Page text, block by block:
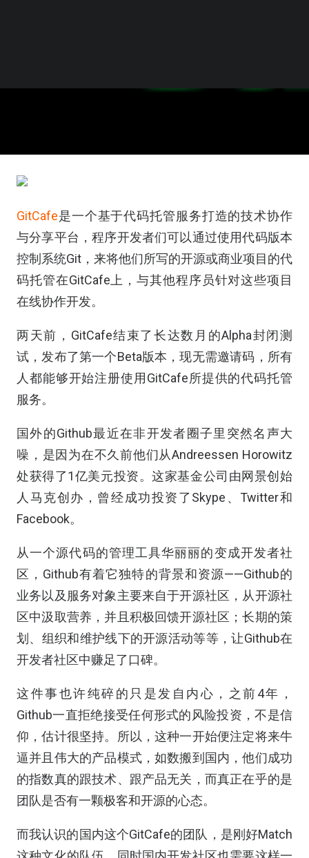
GitCafe是一个基于代码托管服务打造的技术协作
与分享平台，程序开发者们可以通过使用代码版本
控制系统Git，来将他们所写的开源或商业项目的代
码托管在GitCafe上，与其他程序员针对这些项目
在线协作开发。
两天前，GitCafe结束了长达数月的Alpha封闭测
试，发布了第一个Beta版本，现无需邀请码，所有
人都能够开始注册使用GitCafe所提供的代码托管
服务。
国外的Github最近在非开发者圈子里突然名声大
噪，是因为在不久前他们从Andreessen Horowitz
处获得了1亿美元投资。这家基金公司由网景创始
人马克创办，曾经成功投资了Skype、Twitter和
Facebook。
从一个源代码的管理工具华丽丽的变成开发者社
区，Github有着它独特的背景和资源——Github的
业务以及服务对象主要来自于开源社区，从开源社
区中汲取营养，并且积极回馈开源社区；长期的策
划、组织和维护线下的开源活动等等，让Github在
开发者社区中赚足了口碑。
这件事也许纯碎的只是发自内心，之前4年，
Github一直拒绝接受任何形式的风险投资，不是信
仰，估计很坚持。所以，这种一开始便注定将来牛
逼并且伟大的产品模式，如数搬到国内，他们成功
的指数真的跟技术、跟产品无关，而真正在乎的是
团队是否有一颗极客和开源的心态。
而我认识的国内这个GitCafe的团队，是刚好Match